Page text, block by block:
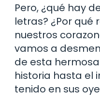
Pero, ¿qué hay
letras? ¿Por qué
nuestros
vamos a
de esta
historia hasta el
tenido en sus